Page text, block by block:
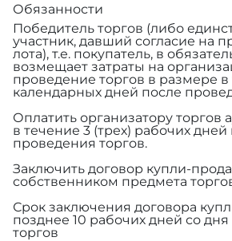
Обязанности
Победитель торгов (либо
участник, давший согласие на
лота), т.е. покупатель, в
возмещает затраты на
проведение торгов в размере в
календарных дней после
Оплатить организатору торгов
в течение 3 (трех) рабочих дней
проведения торгов.
Заключить договор купли-
собственником предмета
Срок заключения договора
позднее 10 рабочих дней со
торгов